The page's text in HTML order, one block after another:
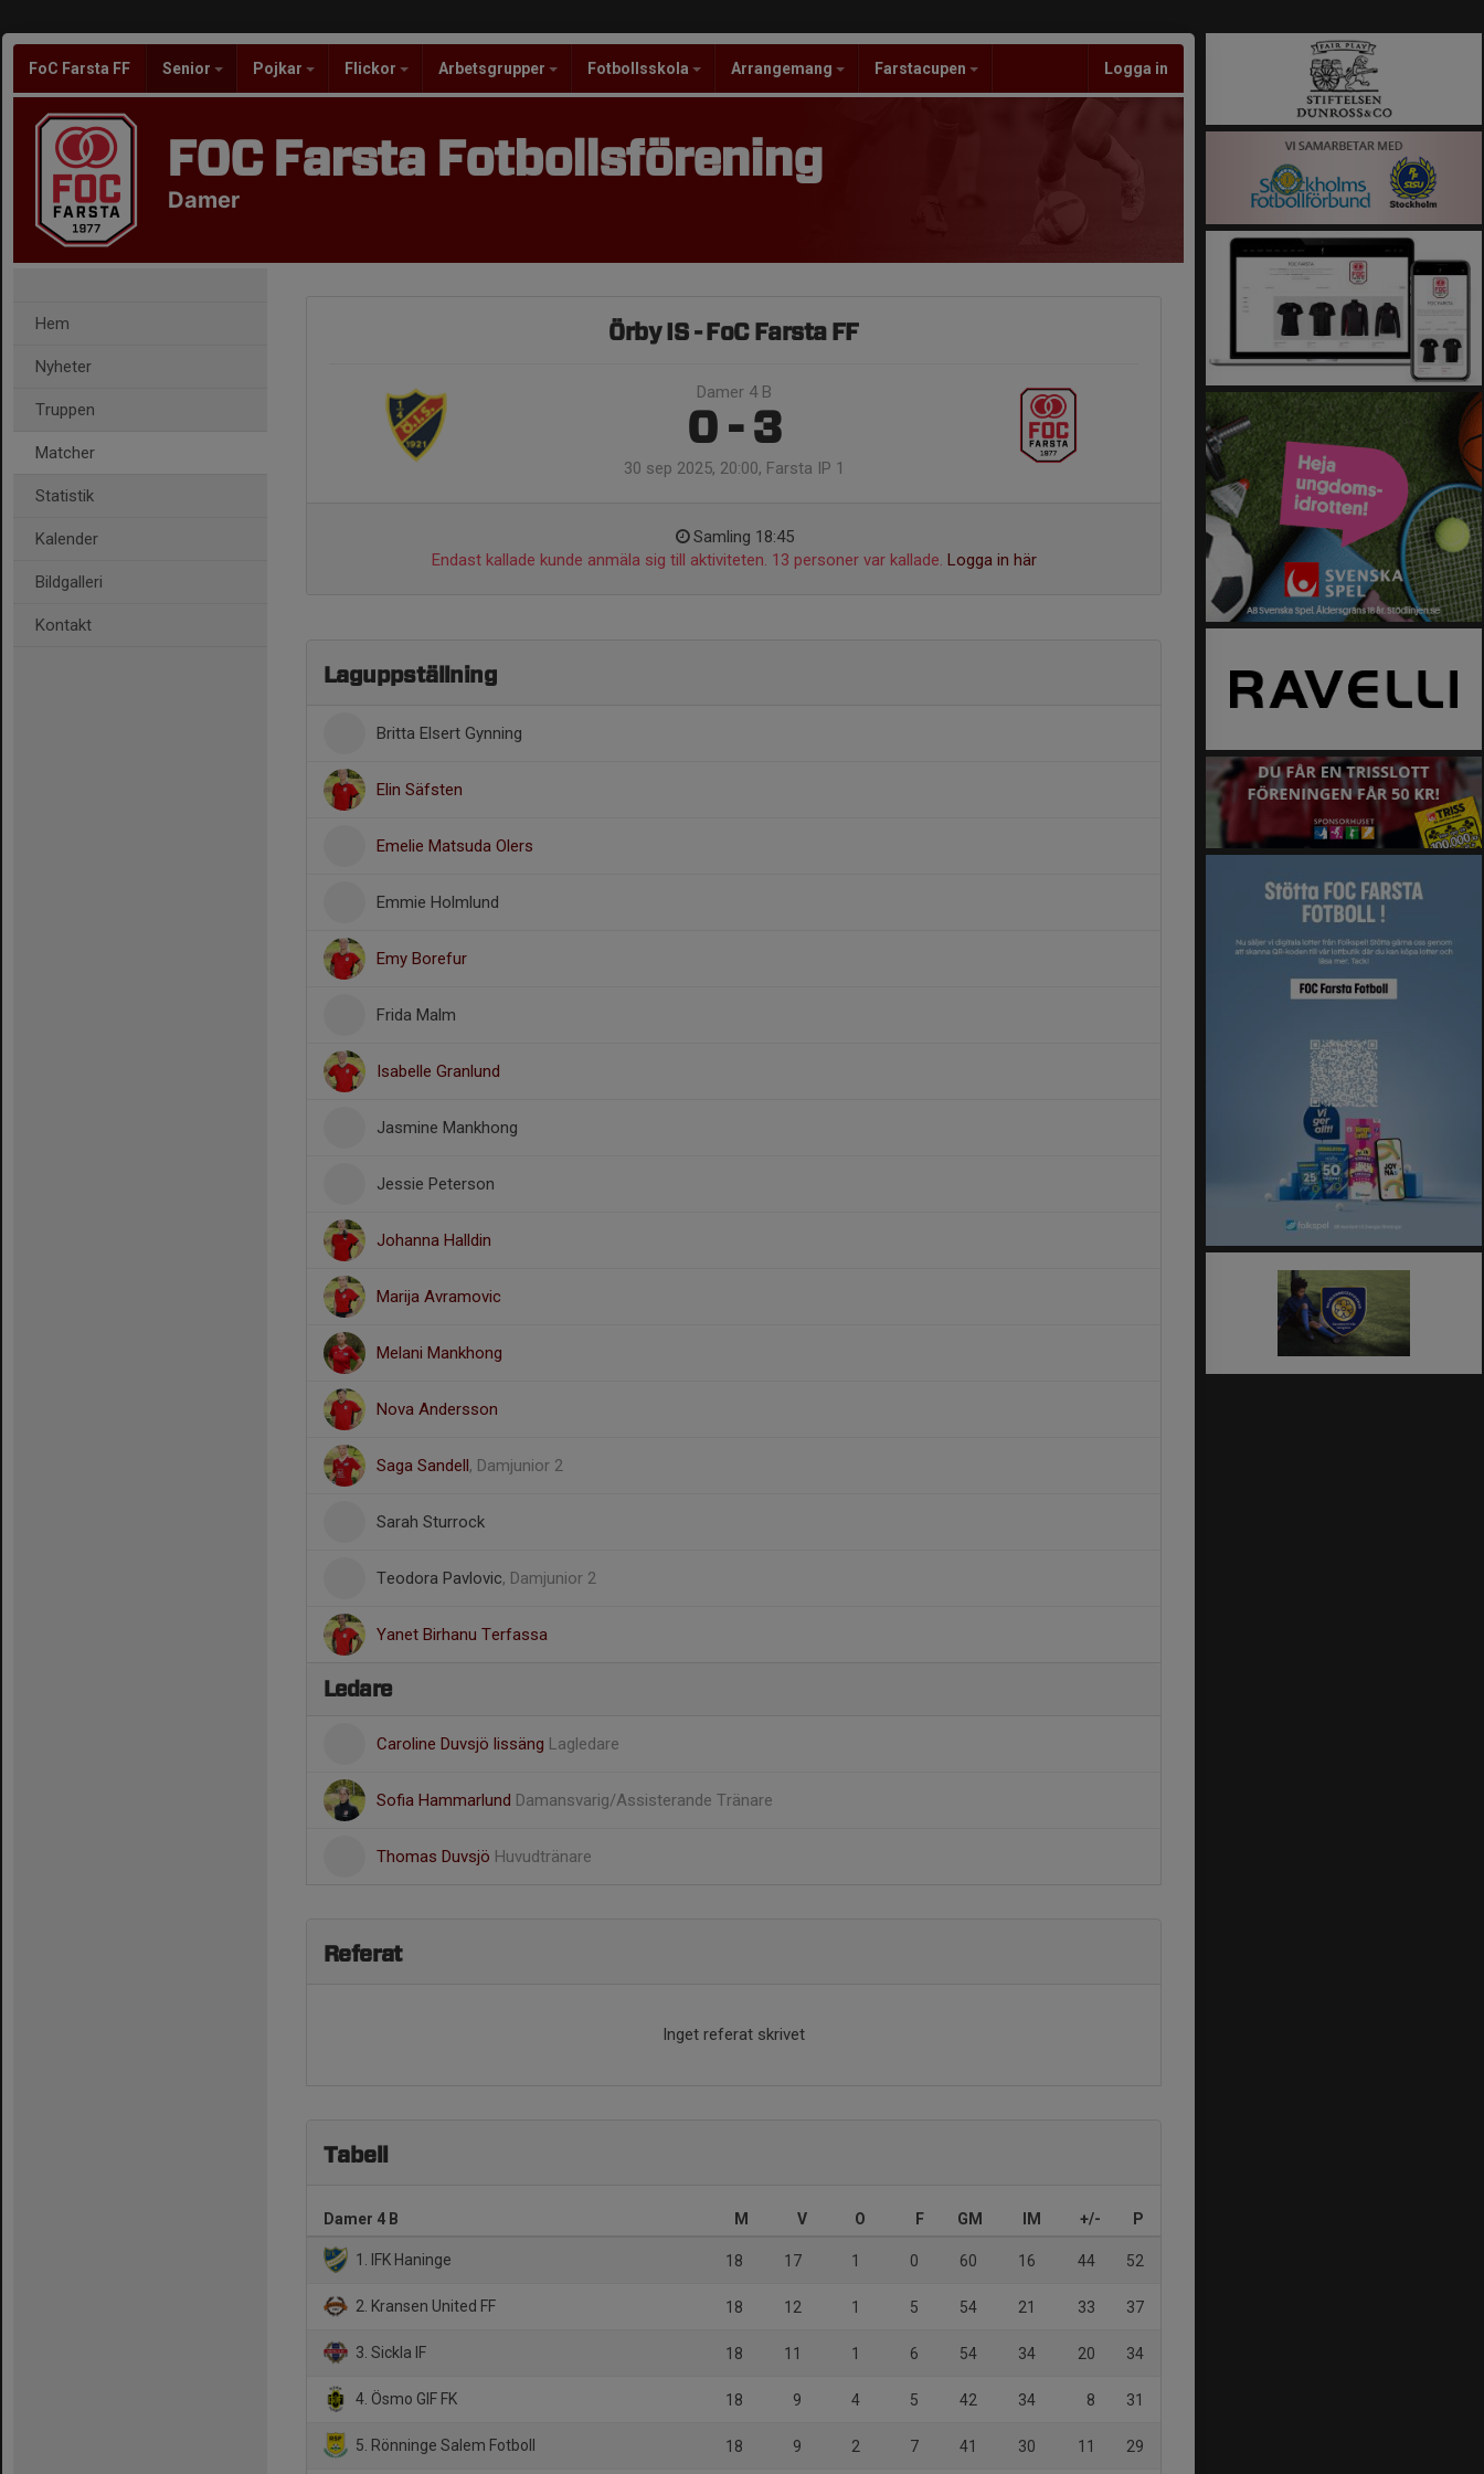
FoC Farsta FF Senior Pojkar Flickor Arbetsgrupper Fotbollsskola Arrangemang Farstacupen Logga in
FOC Farsta Fotbollsförening
Damer
Hem
Nyheter
Truppen
Matcher
Statistik
Kalender
Bildgalleri
Kontakt
Örby IS - FoC Farsta FF
Damer 4 B
0 - 3
30 sep 2025, 20:00, Farsta IP 1
Samling 18:45
Endast kallade kunde anmäla sig till aktiviteten. 13 personer var kallade. Logga in här
Laguppställning
Britta Elsert Gynning
Elin Säfsten
Emelie Matsuda Olers
Emmie Holmlund
Emy Borefur
Frida Malm
Isabelle Granlund
Jasmine Mankhong
Jessie Peterson
Johanna Halldin
Marija Avramovic
Melani Mankhong
Nova Andersson
Saga Sandell, Damjunior 2
Sarah Sturrock
Teodora Pavlovic, Damjunior 2
Yanet Birhanu Terfassa
Ledare
Caroline Duvsjö lissäng Lagledare
Sofia Hammarlund Damansvarig/Assisterande Tränare
Thomas Duvsjö Huvudtränare
Referat
Inget referat skrivet
Tabell
Damer 4 B M V O F GM IM +/- P
1. IFK Haninge 18 17 1 0 60 16 44 52
2. Kransen United FF 18 12 1 5 54 21 33 37
3. Sickla IF 18 11 1 6 54 34 20 34
4. Ösmo GIF FK 18 9 4 5 42 34 8 31
5. Rönninge Salem Fotboll 18 9 2 7 41 30 11 29